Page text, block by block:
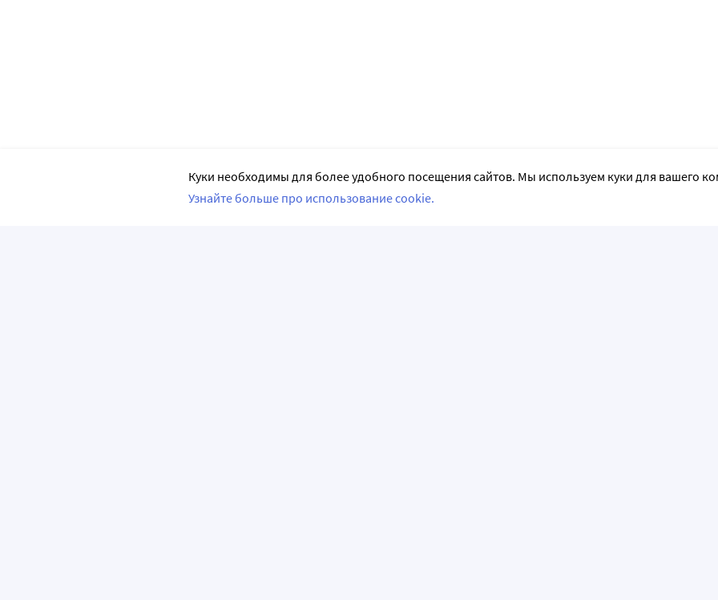
Куки необходимы для более удобного посещения сайтов. Мы используем куки для вашего
Узнайте больше про использование cookie.